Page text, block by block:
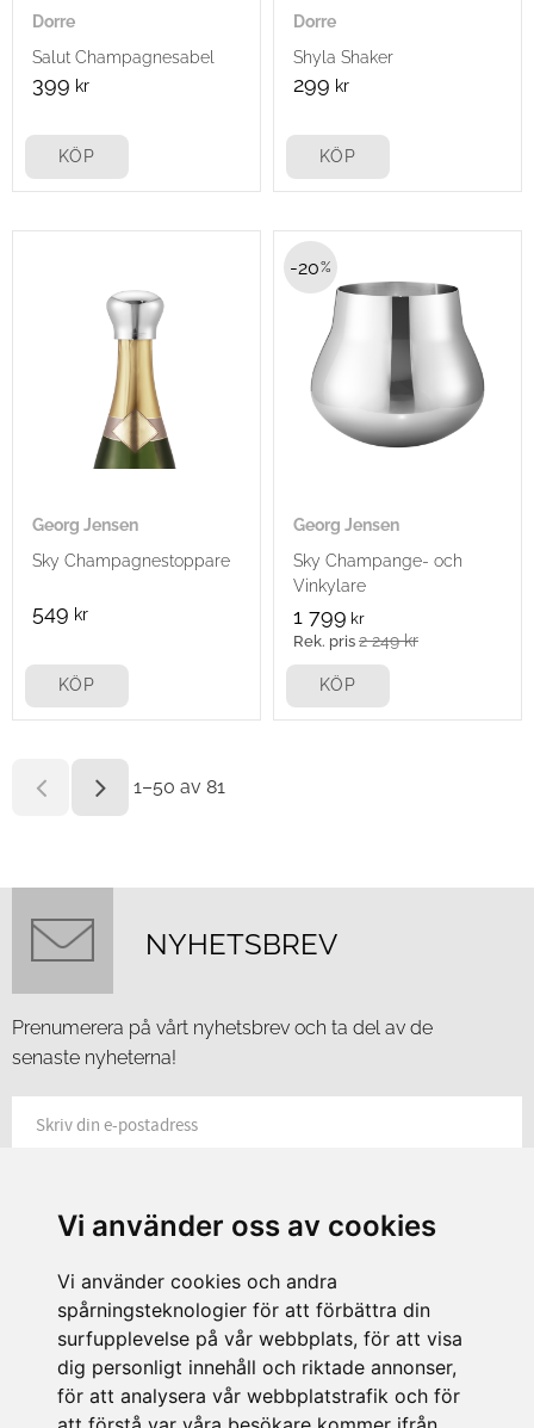
Vi använder oss av cookies
Vi använder cookies och andra
spårningsteknologier för att förbättra din
surfupplevelse på vår webbplats, för att visa
dig personligt innehåll och riktade annonser,
för att analysera vår webbplatstrafik och för
Dorre
Salut Champagnesabel
399 kr
KÖP
Dorre
Shyla Shaker
299 kr
KÖP
Georg Jensen
Sky Champagnestoppare
549 kr
KÖP
Georg Jensen
Sky Champange- och
Vinkylare
1 799 kr
2 249kr
20%
KÖP
1–50 av 81
NYHETSBREV
Prenumerera på vårt nyhetsbrev och ta del av de
senaste nyheterna!
Dina personuppgifter behandlas i enlighet med vårintegritetspolicy
Mitt i centrala Lund hittar du Hasselgrens Glas & Porslin. En
anrik butik som funnits på samma ställe sedan 1898. I